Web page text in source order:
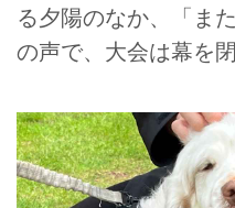
る夕陽のなか、「ま
の声で、大会は幕を